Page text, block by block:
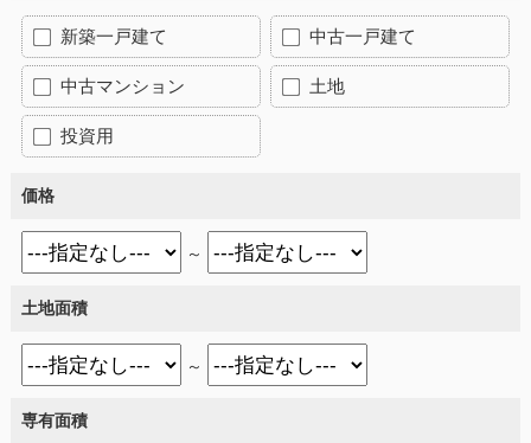
新築一戸建て 中古一戸建て
中古マンション 土地
投資用
価格
～
土地面積
～
専有面積